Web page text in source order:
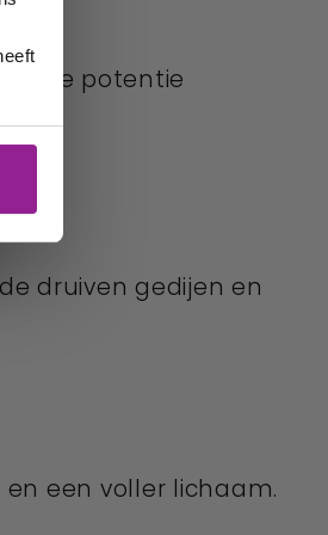
de potentie
druiven gedijen en
een voller lichaam.